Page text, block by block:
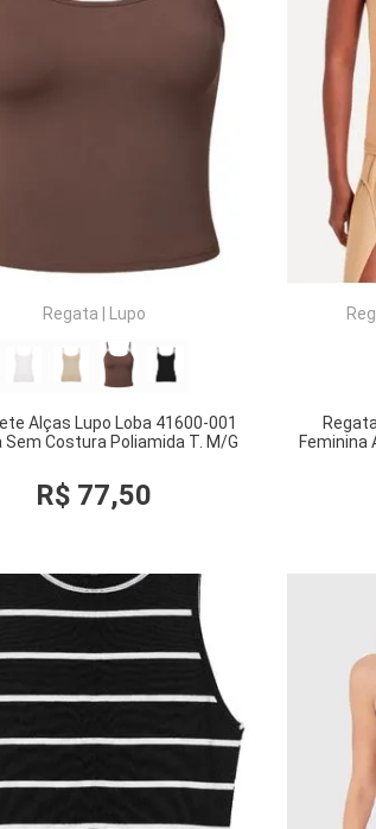
Regata | Lupo
Alças Lupo Loba 41600-001
Sem Costura Poliamida T. M/G
R$ 77,50
Feminina